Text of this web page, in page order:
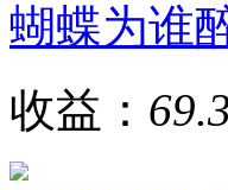
蝴蝶为谁
收益：